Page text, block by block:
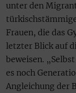
unter den
Frauen, die das
letzter Blick auf
beweisen.
es noch
Angleichung der